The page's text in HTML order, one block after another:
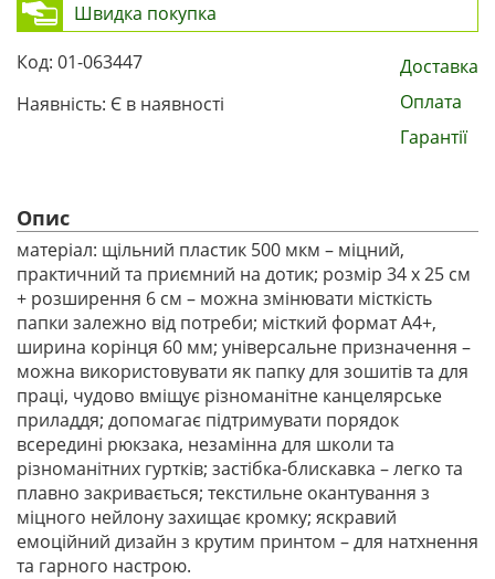
Швидка покупка
Код: 01-063447
Наявність: Є в наявності
Доставка
Оплата
Гарантії
Опис
матеріал: щільний пластик 500 мкм – міцний,
практичний та приємний на дотик; розмір 34 х 25 см
+ розширення 6 см – можна змінювати місткість
папки залежно від потреби; місткий формат А4+,
ширина корінця 60 мм; універсальне призначення –
можна використовувати як папку для зошитів та для
праці, чудово вміщує різноманітне канцелярське
приладдя; допомагає підтримувати порядок
всередині рюкзака, незамінна для школи та
різноманітних гуртків; застібка-блискавка – легко та
плавно закривається; текстильне окантування з
міцного нейлону захищає кромку; яскравий
емоційний дизайн з крутим принтом – для натхнення
та гарного настрою.